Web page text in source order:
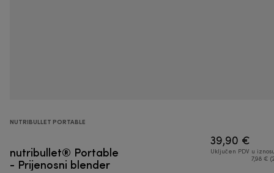
NUTRIBULLET PORTABLE
nutribullet® Portable
- Prijenosni blender
39,90 €
Uključen PDV u
7,98 €